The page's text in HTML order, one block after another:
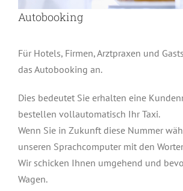
Autobooking
Für Hotels, Firmen, Arztpraxen und
das Autobooking an.
Dies bedeutet Sie erhalten eine
bestellen vollautomatisch Ihr Taxi.
Wenn Sie in Zukunft diese Nummer
unseren Sprachcomputer mit den
Wir schicken Ihnen umgehend und
Wagen.